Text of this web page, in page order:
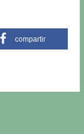
compartir